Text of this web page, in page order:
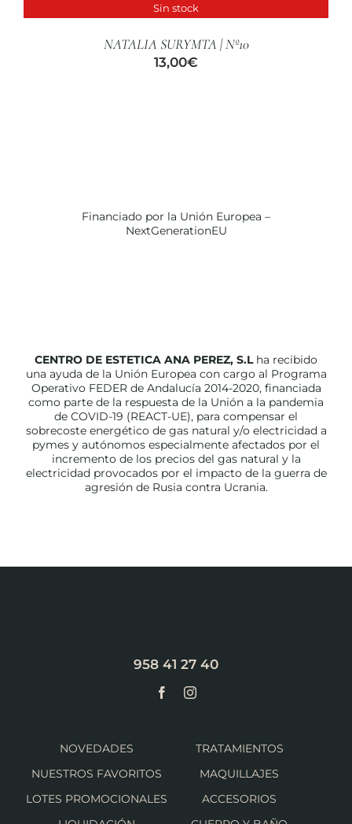
Sin stock
NATALIA SURYMTA | Nº10
13,00€
Financiado por la Unión Europea –
NextGenerationEU
CENTRO DE ESTETICA ANA PEREZ, S.Lha recibido
una ayuda de la Unión Europea con cargo al Programa
Operativo FEDER de Andalucía 2014-2020, financiada
como parte de la respuesta de la Unión a la pandemia
de COVID-19 (REACT-UE), para compensar el
sobrecoste energético de gas natural y/o electricidad a
pymes y autónomos especialmente afectados por el
incremento de los precios del gas natural y la
electricidad provocados por el impacto de la guerra de
agresión de Rusia contra Ucrania.
958 41 27 40
NOVEDADES
NUESTROS FAVORITOS
LOTES PROMOCIONALES
TRATAMIENTOS
MAQUILLAJES
ACCESORIOS